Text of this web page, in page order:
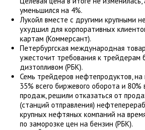
уменьшился на 4%.
Лукойл вместе с другими крупными
ухудшил для корпоративных
картам (Коммерсант).
Петербургская международная
ужесточит требования к трейдерам
дизтопливом (РБК).
Семь трейдеров нефтепродуктов,
35% всего биржевого оборота и 80%
продаж, решили отказаться от
(станций отправления)
крупных нефтяных компаний на
по заморозке цен на бензин (РБК).